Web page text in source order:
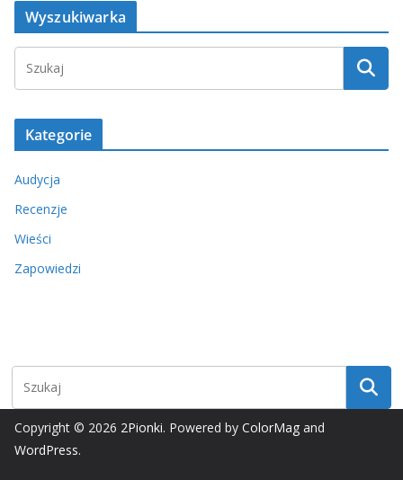
Wyszukiwarka
Kategorie
Audycja
Recenzje
Wieści
Zapowiedzi
Copyright © 2026 2Pionki. Powered by ColorMag and
WordPress.